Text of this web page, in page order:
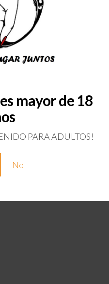
mayor de 18
PARA ADULTOS!
No